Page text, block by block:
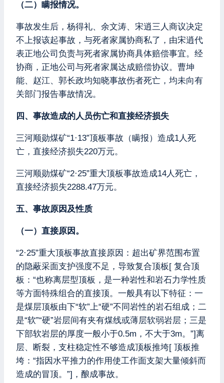
（二）瞒报情况。
事故发生后，杨得礼、余文涛、宋逍三人商议决定
不上报该起事故，与死者家属协商私了，由宋逍代
表正地公司负责与死者家属协商具体赔偿事宜。经
协商，正地公司与死者家属达成赔偿协议。曹坤
能、赵江、郭长政均知晓事故伤者死亡，均未向有
关部门报告事故情况。
四、事故造成的人员伤亡和直接经济损失
三河顺勋煤矿“1·13”顶板事故（瞒报）造成1人死
亡，直接经济损失220万元。
三河顺勋煤矿“2·25”重大顶板事故造成14人死亡，
直接经济损失2288.47万元。
五、事故原因及性质
（一）直接原因。
“2·25”重大顶板事故直接原因：超出矿界范围布置
的隐蔽采面支护强度不足，导致复合顶板[ 复合顶
板：“也称离层型顶板，是一种岩性和岩石力学性质
等方面特殊组合的直接顶。一般具有以下特征：一
是煤层顶板由下“软”上“硬”不同岩性的岩石组成；二
是“软”“硬”岩层间有夹有煤线或薄层软弱岩层；三是
下部软岩层的厚度一般小于0.5m，不大于3m。”]离
层、断裂，支柱稳定性不够造成顶板推垮[ 顶板推
垮：“指因水平推力的作用使工作面支架大量倾斜而
造成的冒顶。”]，酿成事故。